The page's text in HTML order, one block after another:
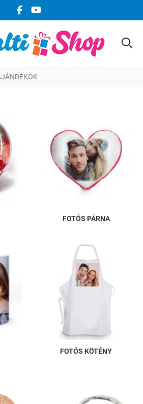
FACEBOOK KÖZÖSSÉGI LINK
YOUTUBE KÖZÖSSÉGI LINK
FOTÓS PÁRNA
FOTÓS KÖTÉNY